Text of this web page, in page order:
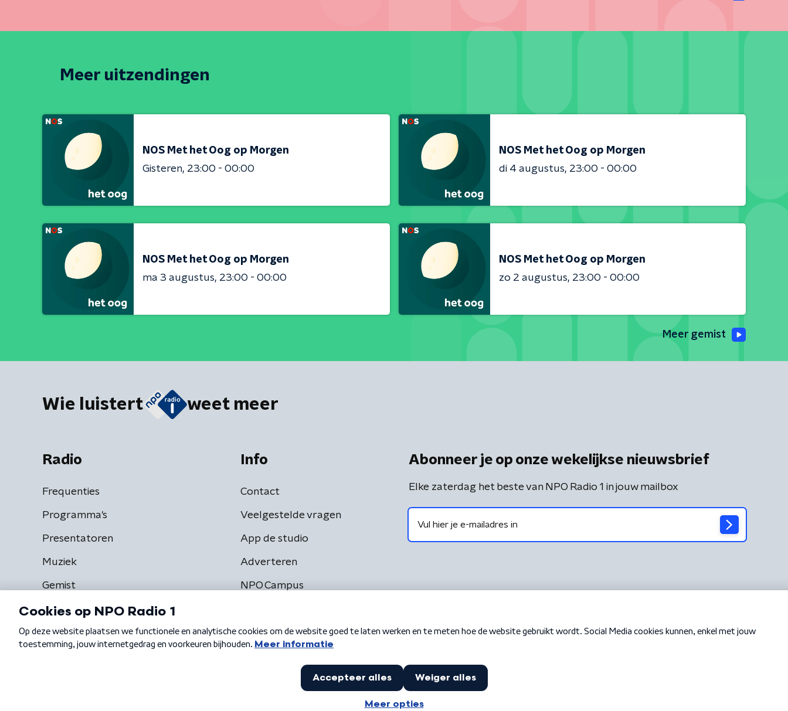
Meer uitzendingen
NOS Met het Oog op Morgen
Gisteren 23:00 - 00:00
NOS Met het Oog op Morgen
di 4 augustus 23:00 - 00:00
NOS Met het Oog op Morgen
ma 3 augustus 23:00 - 00:00
NOS Met het Oog op Morgen
zo 2 augustus 23:00 - 00:00
Meer gemist
Wie luistert weet meer
Radio
Frequenties
Programma's
Presentatoren
Muziek
Gemist
Info
Contact
Veelgestelde vragen
App de studio
Adverteren
NPO Campus
Abonneer je op onze wekelijkse nieuwsbrief
Elke zaterdag het beste van NPO Radio 1 in jouw mailbox
Algemene voorwaarden Privacybeleid